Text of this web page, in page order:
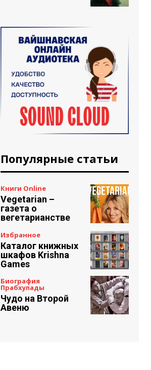
Популярные статьи
Книги Online
Vegetarian –
газета о
вегетарианстве
Избранное
Каталог книжных
шкафов Krishna
Games
Биография
Прабхупады
Чудо на Второй
Авеню